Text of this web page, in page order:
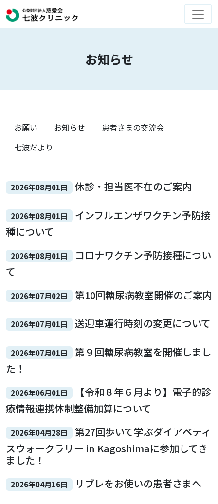
お知らせ
お願い お知らせ
患者さまの交流会
七波だより
2026年08月01日 休診・担当医不在のご案内
2026年08月01日 インフルエンザワクチン予防接
種について
2026年08月01日 コロナワクチン予防接種につい
て
2026年07月02日 第10回糖尿病教室開催のご案内
2026年07月01日 送迎車運行時刻の変更について
2026年07月01日 第９回糖尿病教室を開催しまし
た！
2026年06月01日 【令和８年６月より】電子的診
療情報連携体制整備加算について
2026年04月28日 第27回歩いて学ぶダイアベティ
スウォークラリー in Kagoshimaに参加してき
ました！
2026年04月16日 リブレをお使いの患者さまへ